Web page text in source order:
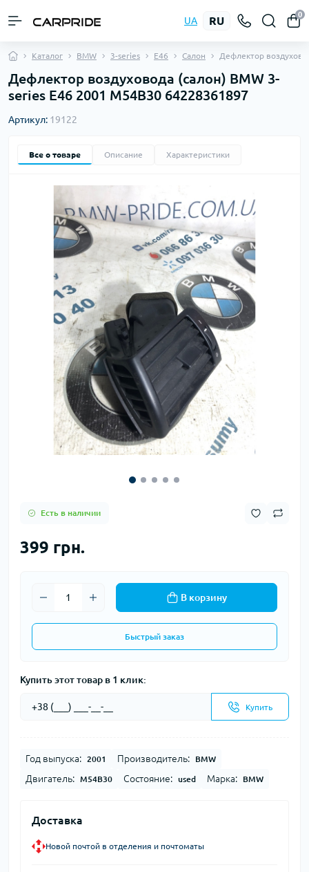
UA RU
0
Каталог BMW 3-series E46 Салон Дефлектор
Дефлектор воздуховода (салон) BMW 3-
series E46 2001 M54B30 64228361897
Артикул: 19122
Все о товаре Описание Характеристики
Есть в наличии
399 грн.
В корзину
Быстрый заказ
Купить этот товар в 1 клик:
Купить
Год выпуска: 2001 Производитель: BMW
Двигатель: M54B30 Состояние: used Марка: BMW
Доставка
Новой почтой в отделения и почтоматы